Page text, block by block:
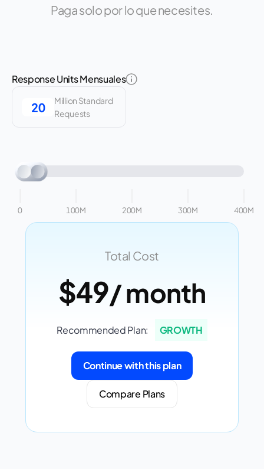
Paga solo por lo que necesites.
Response Units Mensuales
Million Standard
Requests
0 100M 200M 300M 400M
Total Cost
$49/ month
Recommended Plan: GROWTH
Continue with this plan
Compare Plans